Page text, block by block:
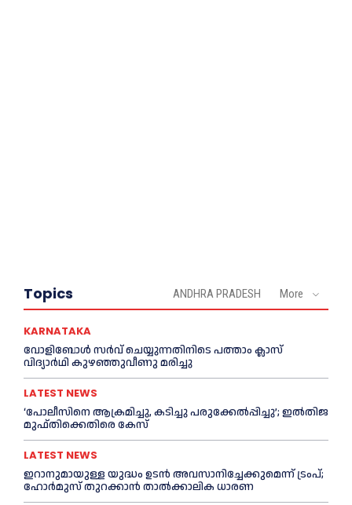
Topics ANDHRA PRADESH More
KARNATAKA
വോളിബോൾ സർവ് ചെയ്യുന്നതിനിടെ പത്താം ക്ലാസ്
വിദ്യാർഥി കുഴഞ്ഞുവീണു മരിച്ചു
LATEST NEWS
‘പോലീസിനെ ആക്രമിച്ചു, കടിച്ചു പരുക്കേല്‍പ്പിച്ചു’; ഇല്‍തിജ
മുഫ്തിക്കെതിരെ കേസ്
LATEST NEWS
ഇറാനുമായുള്ള യുദ്ധം ഉടൻ അവസാനിച്ചേക്കുമെന്ന് ട്രംപ്;
ഹോർമുസ് തുറക്കാൻ താൽക്കാലിക ധാരണ